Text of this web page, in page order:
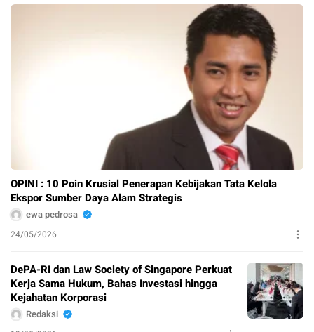
OPINI : 10 Poin Krusial Penerapan Kebijakan Tata Kelola
Ekspor Sumber Daya Alam Strategis
ewa pedrosa
24/05/2026
DePA-RI dan Law Society of Singapore Perkuat
Kerja Sama Hukum, Bahas Investasi hingga
Kejahatan Korporasi
Redaksi